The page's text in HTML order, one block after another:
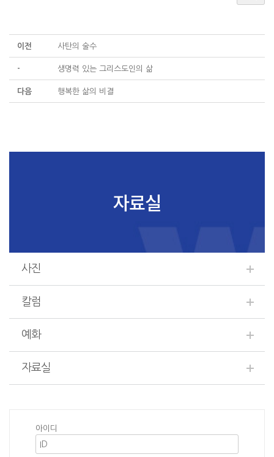
이전 사탄의 술수
- 생명력 있는 그리스도인의 삶
다음 행복한 삶의 비결
자료실
사진
칼럼
예화
자료실
아이디